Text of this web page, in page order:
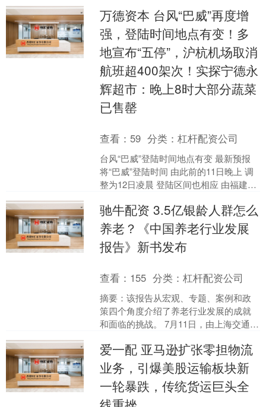
弹，涨超1%。....
万德资本 台风“巴威”再度增
强，登陆时间地点有变！多
地宣布“五停”，沪杭机场取消
航班超400架次！实探宁德永
辉超市：晚上8时大部分蔬菜
已售罄
查看： 59 分类：杠杆配资公司
台风“巴威”登陆时间地点有变 最新预报
将“巴威”登陆时间 由此前的11日晚上 调
整为12日凌晨 登陆区间也相应 由福建福
建....
驰牛配资 3.5亿银龄人群怎么
养老？《中国养老行业发展
报告》新书发布
查看： 155 分类：杠杆配资公司
摘要：该报告从宏观、专题、案例和政
策四个角度介绍了养老行业发展的成就
和面临的挑战。 7月11日，由上海交通大
养老行业研究团队首....
爱一配 亚马逊扩张零担物流
业务，引爆美股运输板块新
一轮暴跌，传统货运巨头全